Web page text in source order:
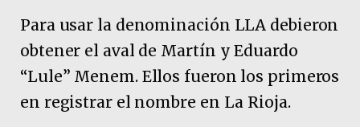
Para usar la denominación LLA debieron
obtener el aval de Martín y Eduardo
“Lule” Menem. Ellos fueron los primeros
en registrar el nombre en La Rioja.